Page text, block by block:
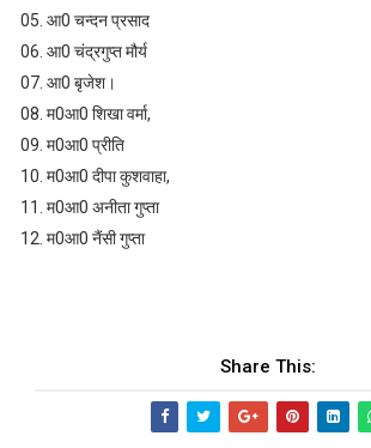
05. आ0 चन्दन प्रसाद
06. आ0 चंद्रगुप्त मौर्य
07. आ0 बृजेश।
08. म0आ0 शिखा वर्मा,
09. म0आ0 प्रीति
10. म0आ0 दीपा कुशवाहा,
11. म0आ0 अनीता गुप्ता
12. म0आ0 नैंसी गुप्ता
Share This: